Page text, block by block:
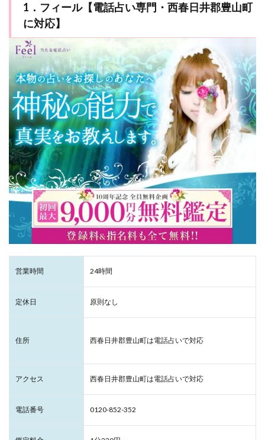
1．フィール【電話占い専門・西春日井郡豊山町
に対応】
営業時間 24時間
定休日 原則なし
住所 西春日井郡豊山町は電話占いで対応
アクセス 西春日井郡豊山町は電話占いで対応
電話番号 0120-852-352